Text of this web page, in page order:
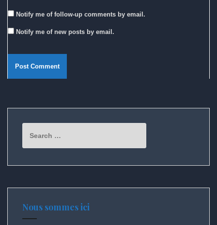
Notify me of follow-up comments by email.
Notify me of new posts by email.
for:
Nous sommes ici